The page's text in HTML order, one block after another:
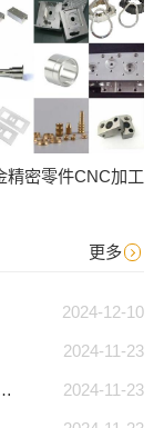
精密零件CNC加工
更多
2024-12-10
2024-11-23
2024-11-23
CNC 加工很重要？